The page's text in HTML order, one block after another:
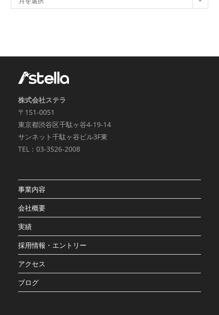
株式会社ステラ
〒151-0051
東京都渋谷区千駄ヶ谷4-19-14
サンネット千駄ヶ谷ビル3F東
TEL：03-3526-2008
事業内容
会社概要
実績
採用情報・エントリー
アクセス
ブログ